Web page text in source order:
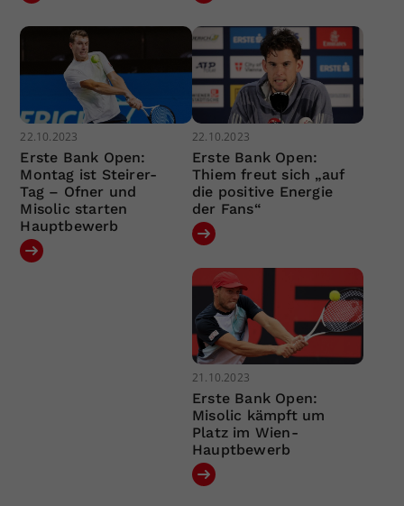
22.10.2023
Erste Bank Open:
Montag ist Steirer-
Tag – Ofner und
Misolic starten
Hauptbewerb
22.10.2023
Erste Bank Open:
Thiem freut sich „auf
die positive Energie
der Fans“
21.10.2023
Erste Bank Open:
Misolic kämpft um
Platz im Wien-
Hauptbewerb